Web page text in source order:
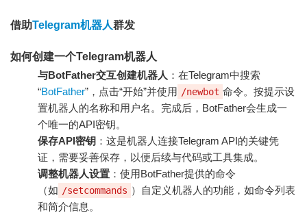
借助Telegram机器人群发
如何创建一个Telegram机器人
与BotFather交互创建机器人 ：在Telegram中搜索
“BotFather”，点击“开始”并使用 /newbot 命令。按提示设
置机器人的名称和用户名。完成后，BotFather会生成一
个唯一的API密钥。
保存API密钥 ：这是机器人连接Telegram API的关键凭
证，需要妥善保存，以便后续与代码或工具集成。
调整机器人设置 ：使用BotFather提供的命令
（如 /setcommands ）自定义机器人的功能，如命令列表
和简介信息。